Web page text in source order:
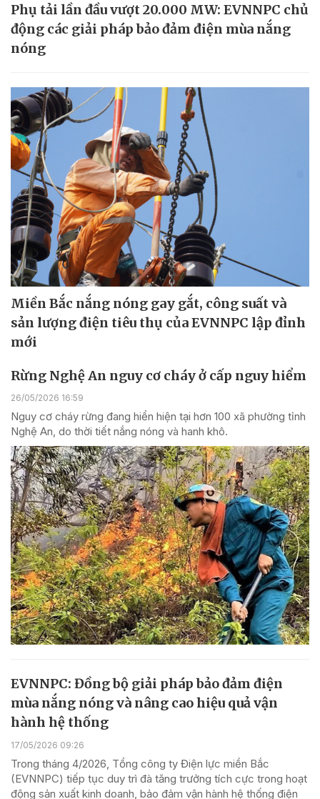
Phụ tải lần đầu vượt 20.000 MW: EVNNPC chủ
động các giải pháp bảo đảm điện mùa nắng
nóng
Miền Bắc nắng nóng gay gắt, công suất và
sản lượng điện tiêu thụ của EVNNPC lập đỉnh
mới
Rừng Nghệ An nguy cơ cháy ở cấp nguy hiểm
26/05/2026 16:59
Nguy cơ cháy rừng đang hiển hiện tại hơn 100 xã phường tỉnh
Nghệ An, do thời tiết nắng nóng và hanh khô.
EVNNPC: Đồng bộ giải pháp bảo đảm điện
mùa nắng nóng và nâng cao hiệu quả vận
hành hệ thống
17/05/2026 09:26
Trong tháng 4/2026, Tổng công ty Điện lực miền Bắc
(EVNNPC) tiếp tục duy trì đà tăng trưởng tích cực trong hoạt
động sản xuất kinh doanh, bảo đảm vận hành hệ thống điện